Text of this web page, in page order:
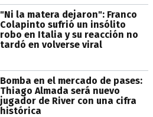
"Ni la matera dejaron": Franco
Colapinto sufrió un insólito
robo en Italia y su reacción no
tardó en volverse viral
Bomba en el mercado de pases:
Thiago Almada será nuevo
jugador de River con una cifra
histórica